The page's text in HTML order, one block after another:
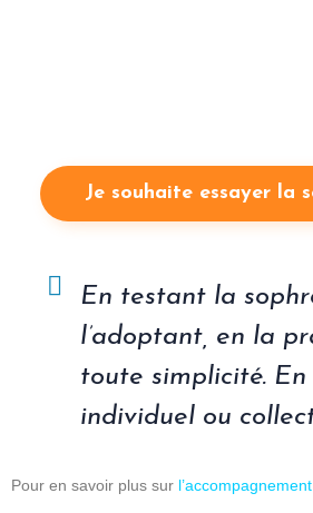
Je souhaite essayer la
En testant la
l’adoptant, en la
toute simplicité.
individuel ou
Pour en savoir plus sur